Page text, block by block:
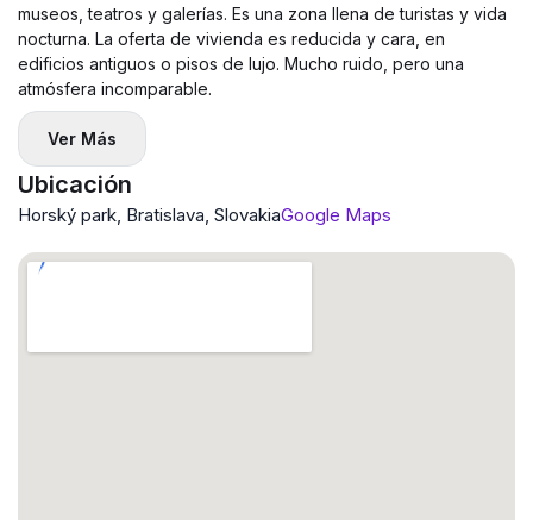
museos, teatros y galerías. Es una zona llena de turistas y vida
nocturna. La oferta de vivienda es reducida y cara, en
edificios antiguos o pisos de lujo. Mucho ruido, pero una
atmósfera incomparable.
Ver Más
Ubicación
Horský park, Bratislava, SlovakiaGoogle Maps